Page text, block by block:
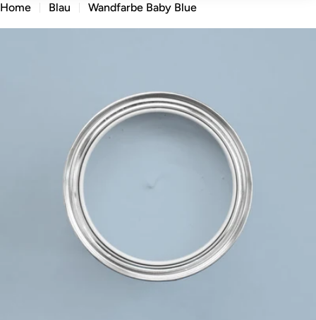
Home Blau Wandfarbe Baby Blue
Sie das Medium 0 im Modalformat